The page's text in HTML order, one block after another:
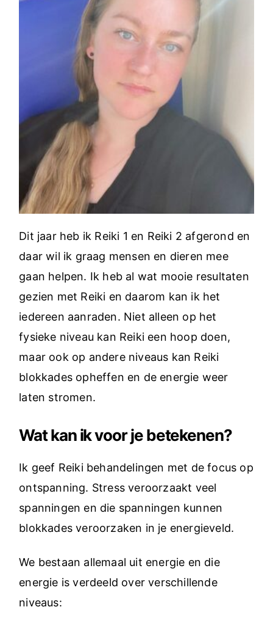
Dit jaar heb ik Reiki 1 en Reiki 2 afgerond en
daar wil ik graag mensen en dieren mee
gaan helpen. Ik heb al wat mooie resultaten
gezien met Reiki en daarom kan ik het
iedereen aanraden. Niet alleen op het
fysieke niveau kan Reiki een hoop doen,
maar ook op andere niveaus kan Reiki
blokkades opheffen en de energie weer
laten stromen.
Wat kan ik voor je betekenen?
Ik geef Reiki behandelingen met de focus op
ontspanning. Stress veroorzaakt veel
spanningen en die spanningen kunnen
blokkades veroorzaken in je energieveld.
We bestaan allemaal uit energie en die
energie is verdeeld over verschillende
niveaus: